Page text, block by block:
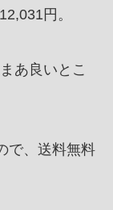
円。
あ良いとこ
で、送料無料